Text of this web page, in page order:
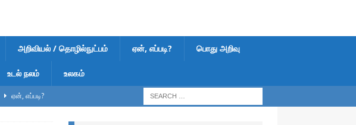
அறிவியல் / தொழில்நுட்பம் ஏன், எப்படி? பொது அறிவு
உடல் நலம் உலகம்
ஏன், எப்படி?